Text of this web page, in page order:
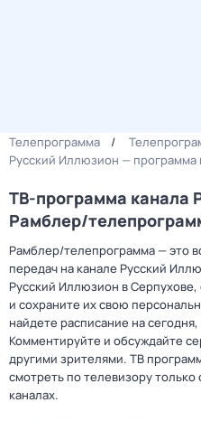
Телепрограмма
Русский Иллюзион — программа
ТВ-программа канала
Рамблер/
Рамблер/телепрограмма — это
передач на канале Русский
Русский Иллюзион в
и сохраните их свою
найдете расписание на
Комментируйте и обсуждайте
другими зрителями. ТВ
смотреть по телевизору
каналах.